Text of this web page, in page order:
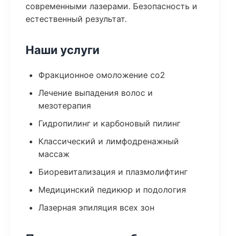
современными лазерами. Безопасность и
естественный результат.
Наши услуги
Фракционное омоложение co2
Лечение выпадения волос и
мезотерапия
Гидропилинг и карбоновый пилинг
Классический и лимфодренажный
массаж
Биоревитализация и плазмолифтинг
Медицинский педикюр и подология
Лазерная эпиляция всех зон